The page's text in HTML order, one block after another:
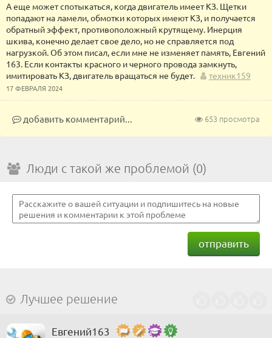
А еще может спотыкаться, когда двигатель имеет КЗ. Щетки
попадают на ламели, обмотки которых имеют КЗ, и получается
обратный эффект, противоположный крутящему. Инерция
шкива, конечно делает свое дело, но не справляется под
нагрузкой. Об этом писал, если мне не изменяет память, Евгений
163. Если контакты красного и черного провода замкнуть,
имитировать КЗ, двигатель вращаться не будет.
техник159
17 ФЕВРАЛЯ 2024
653 просмотра
добавить комментарий...
Люди с такой же проблемой (0)
отправить
Лучшее решение
Евгений163